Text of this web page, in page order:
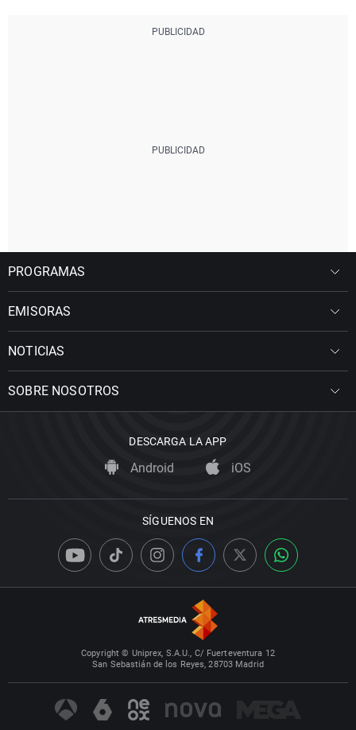
PROGRAMAS
EMISORAS
NOTICIAS
SOBRE NOSOTROS
DESCARGA LA APP
Android iOS
SÍGUENOS EN
Copyright © Uniprex, S.A.U., C/ Fuerteventura 12
San Sebastián de los Reyes, 28703 Madrid